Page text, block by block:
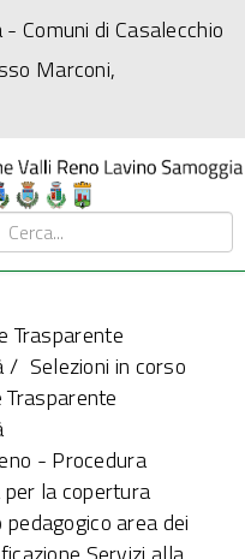
- Comuni di Casalecchio
Marconi,
Trasparente
Selezioni in corso
- Procedura
la copertura
area dei